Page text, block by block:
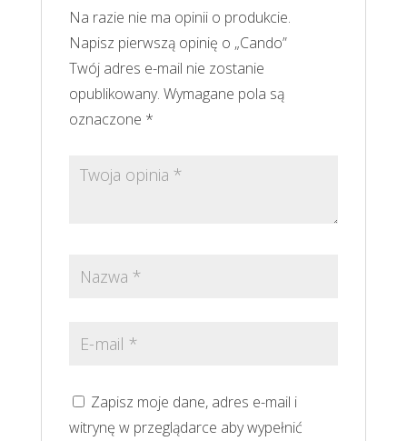
Na razie nie ma opinii o produkcie.
Napisz pierwszą opinię o „Cando”
Twój adres e-mail nie zostanie
opublikowany. Wymagane pola są
oznaczone *
Zapisz moje dane, adres e-mail i
witrynę w przeglądarce aby wypełnić